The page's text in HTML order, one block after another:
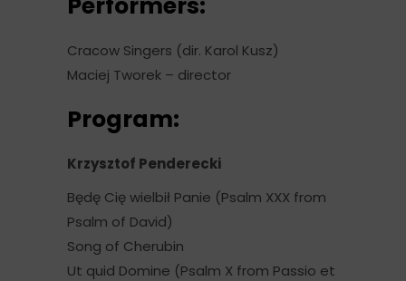
Cracow Singers (dir. Karol Kusz)
Maciej Tworek – director
Program:
Krzysztof Penderecki
Będę Cię wielbił Panie (Psalm XXX from
Psalm of David)
Song of Cherubin
Ut quid Domine (Psalm X from Passio et